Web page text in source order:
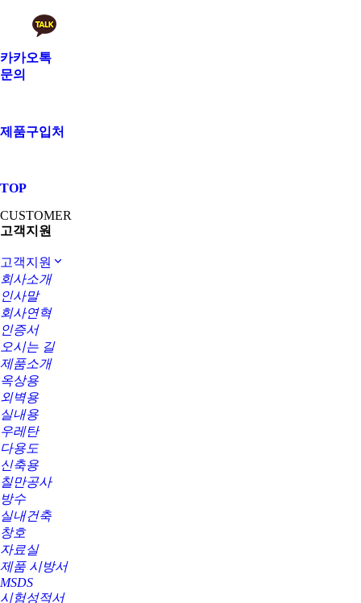
카카오톡
문의
제품구입처
TOP
CUSTOMER
고객지원
고객지원
회사소개
인사말
회사연혁
인증서
오시는 길
제품소개
옥상용
외벽용
실내용
우레탄
다용도
신축용
칠만공사
방수
실내건축
창호
자료실
제품 시방서
MSDS
시험성적서